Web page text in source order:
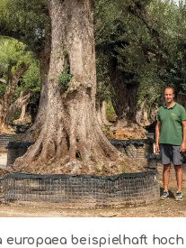
europaea beispielhaft hoch